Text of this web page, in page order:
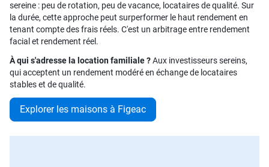
sereine : peu de rotation, peu de vacance, locataires de qualité. Sur
la durée, cette approche peut surperformer le haut rendement en
tenant compte des frais réels. C'est un arbitrage entre rendement
facial et rendement réel.
À qui s'adresse la location familiale ?Aux investisseurs sereins,
qui acceptent un rendement modéré en échange de locataires
stables et de qualité.
Explorer les maisons à Figeac